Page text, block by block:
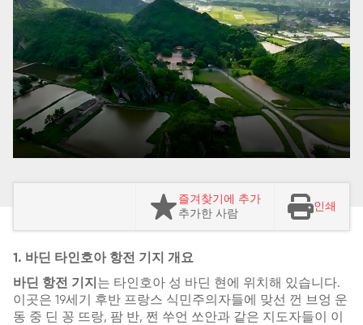
즐겨찾기에 추가
추가한 사람
인쇄
1. 바딘 타인호아 항전 기지 개요
바딘 항전 기지 는 타인호아 성 바딘 현에 위치해 있습니다.
이곳은 19세기 후반 프랑스 식민주의자들에 맞선 껀 브엉 운
동 중 딘 꽁 뜨랑, 팜 반, 쩐 쑤언 쏘안과 같은 지도자들이 이